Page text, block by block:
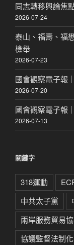
同志轉移輿論焦
2026-07-24
泰山、福壽、福
檢舉
2026-07-23
國會觀察電子報
2026-07-20
國會觀察電子報
2026-07-13
關鍵字
318運動
中共太子黨
兩岸服務貿易
協議監督法制化